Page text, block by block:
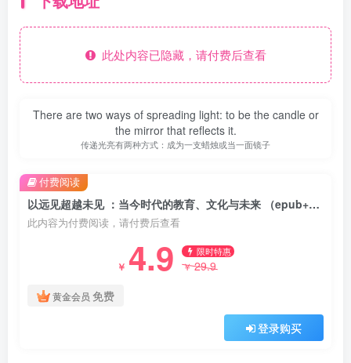
此处内容已隐藏，请付费后查看
There are two ways of spreading light: to be the candle or
the mirror that reflects it.
传递光亮有两种方式：成为一支蜡烛或当一面镜子
以远见超越未见 ：当今时代的教育、文化与未来 （epub+mobi+pdf）
此内容为付费阅读，请付费后查看
￥ 4.9 限时特惠
￥29.9
黄金会员 免费
登录购买
付费阅读